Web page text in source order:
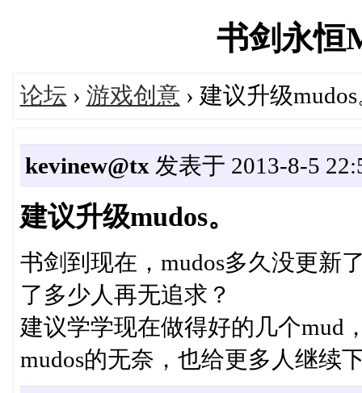
书剑永恒
论坛 › 游戏创意 › 建议升级
kevinew@tx 发表于 2013-8-5
建议升级mudos。
书剑到现在，mudos多久没更新
了多少人再无追求？
建议学学现在做得好的几个mud
mudos的无奈，也给更多人继续